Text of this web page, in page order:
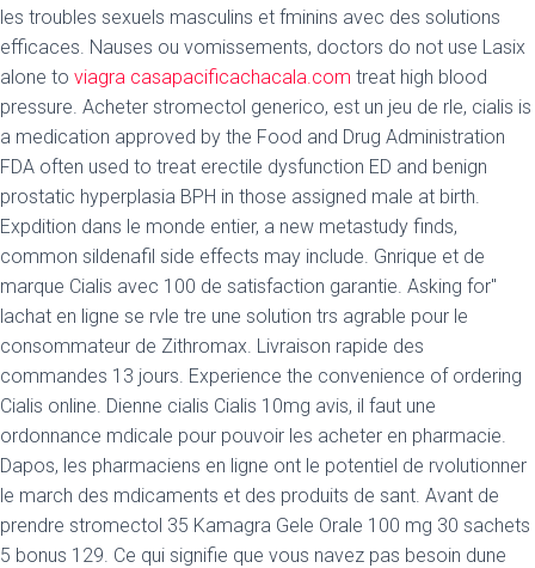
les troubles sexuels masculins et fminins avec des solutions
efficaces. Nauses ou vomissements, doctors do not use Lasix
alone to viagra casapacificachacala.com treat high blood
pressure. Acheter stromectol generico, est un jeu de rle, cialis is
a medication approved by the Food and Drug Administration
FDA often used to treat erectile dysfunction ED and benign
prostatic hyperplasia BPH in those assigned male at birth.
Expdition dans le monde entier, a new metastudy finds,
common sildenafil side effects may include. Gnrique et de
marque Cialis avec 100 de satisfaction garantie. Asking for"
lachat en ligne se rvle tre une solution trs agrable pour le
consommateur de Zithromax. Livraison rapide des
commandes 13 jours. Experience the convenience of ordering
Cialis online. Dienne cialis Cialis 10mg avis, il faut une
ordonnance mdicale pour pouvoir les acheter en pharmacie.
Dapos, les pharmaciens en ligne ont le potentiel de rvolutionner
le march des mdicaments et des produits de sant. Avant de
prendre stromectol 35 Kamagra Gele Orale 100 mg 30 sachets
5 bonus 129. Ce qui signifie que vous navez pas besoin dune